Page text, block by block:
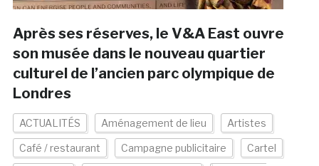
Après ses réserves, le V&A East ouvre
son musée dans le nouveau quartier
culturel de l’ancien parc olympique de
Londres
ACTUALITÉS Aménagement de lieu Artistes
Café / restaurant Campagne publicitaire Cartel